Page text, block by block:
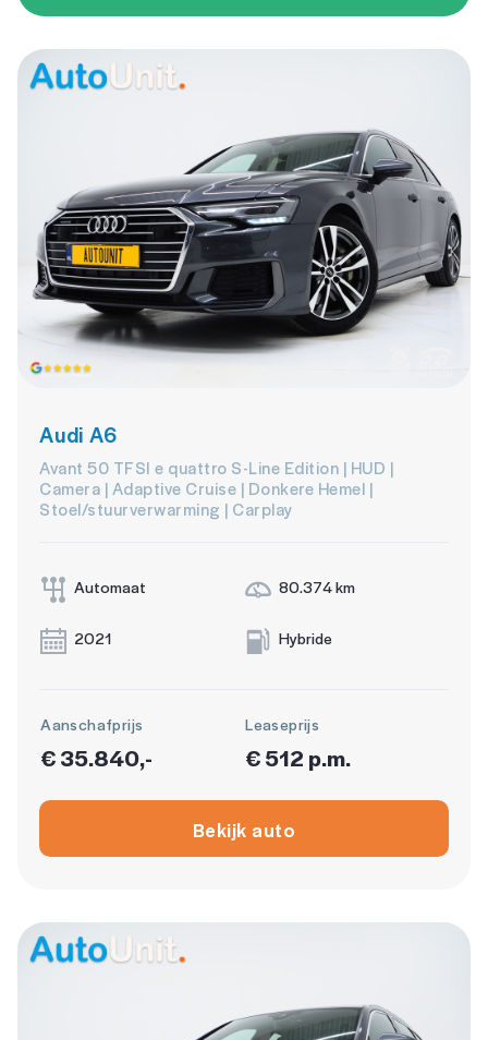
Audi A6
Avant 50 TFSI e quattro S-Line Edition | HUD |
Camera | Adaptive Cruise | Donkere Hemel |
Stoel/stuurverwarming | Carplay
Automaat 80.374 km
2021 Hybride
Aanschafprijs
€ 35.840,-
Leaseprijs
€ 512 p.m.
Bekijk auto